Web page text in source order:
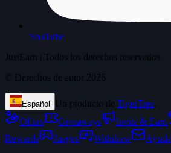
YouTube
JustEarn | Todos los derechos reservados
©
Derechos de autor 2026
Español Un producto de TigerTree
Offers
Giveaways Invite & Earn
Rewards
Juegos Withdraw Ayuda